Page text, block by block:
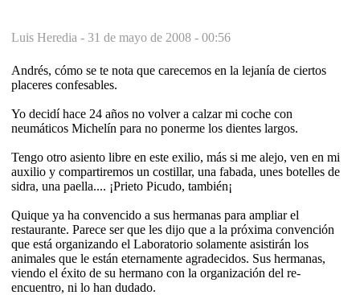
Luis Heredia - 31 de mayo de 2008 - 00:56
Andrés, cómo se te nota que carecemos en la lejanía de ciertos
placeres confesables.
Yo decidí hace 24 años no volver a calzar mi coche con
neumáticos Michelín para no ponerme los dientes largos.
Tengo otro asiento libre en este exilio, más si me alejo, ven en mi
auxilio y compartiremos un costillar, una fabada, unes botelles de
sidra, una paella.... ¡Prieto Picudo, también¡
Quique ya ha convencido a sus hermanas para ampliar el
restaurante. Parece ser que les dijo que a la próxima convención
que está organizando el Laboratorio solamente asistirán los
animales que le están eternamente agradecidos. Sus hermanas,
viendo el éxito de su hermano con la organización del re-
encuentro, ni lo han dudado.